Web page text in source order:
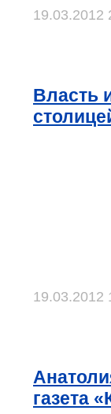
19.03.2012
Власть
19.03.2012
газета